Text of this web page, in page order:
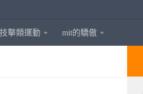
技擊類運動 mit的驕傲